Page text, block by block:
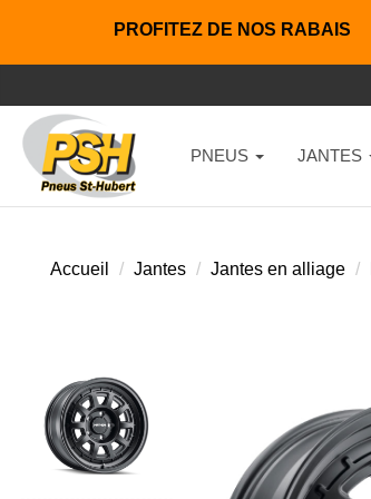
PROFITEZ DE NOS RABAIS
PNEUS JANTES
Accueil Jantes Jantes en alliage